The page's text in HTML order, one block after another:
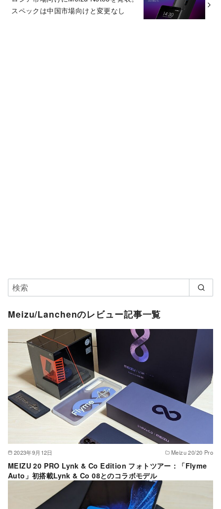
スペックは中国市場向けと変更なし
Meizu/Lanchenのレビュー記事一覧
2023年9月12日 Meizu 20/20 Pro
MEIZU 20 PRO Lynk & Co Edition フォトツアー：「Flyme
Auto」初搭載Lynk & Co 08とのコラボモデル